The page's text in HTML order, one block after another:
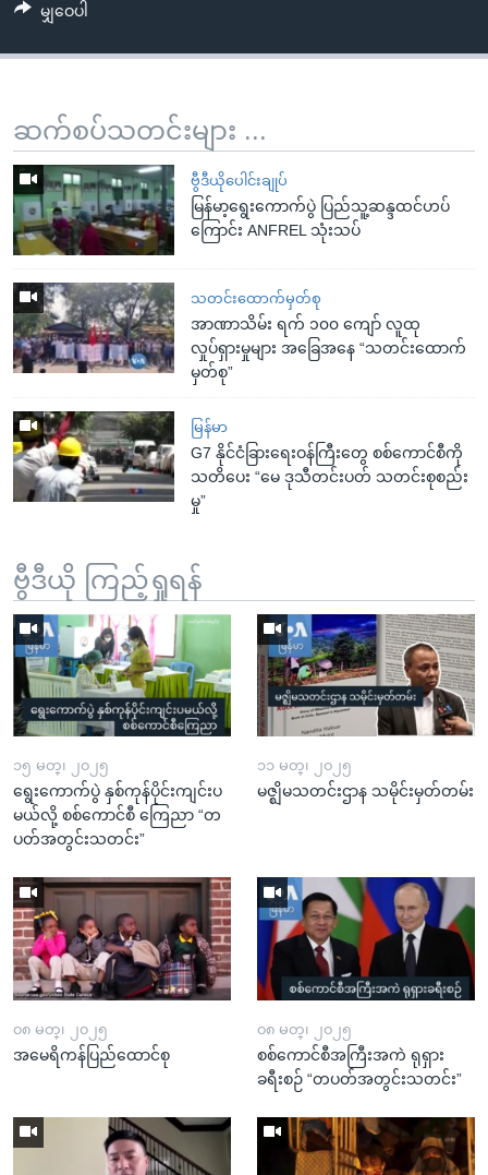
မျှဝေပါ
ဆက်စပ်သတင်းများ ...
ဗွီဒီယိုပေါင်းချုပ်
မြန်မာ့ရွေးကောက်ပွဲ ပြည်သူ့ဆန္ဒထင်ဟပ်
ကြောင်း ANFREL သုံးသပ်
သတင်းထောက်မှတ်စု
အာဏာသိမ်း ရက် ၁၀၀ ကျော် လူထု
လှုပ်ရှားမှုများ အခြေအနေ “သတင်းထောက်
မှတ်စု”
မြန်မာ
G7 နိုင်ငံခြားရေးဝန်ကြီးတွေ စစ်ကောင်စီကို
သတိပေး “မေ ဒုသီတင်းပတ် သတင်းစုစည်း
မှု”
ဗွီဒီယို ကြည့်ရှုရန်
၁၅ မတ္၊ ၂၀၂၅
ရွေးကောက်ပွဲ နှစ်ကုန်ပိုင်းကျင်းပ
မယ်လို့ စစ်ကောင်စီ ကြေညာ “တ
ပတ်အတွင်းသတင်း”
၁၁ မတ္၊ ၂၀၂၅
မဇ္ဈိမသတင်းဌာန သမိုင်းမှတ်တမ်း
၀၈ မတ္၊ ၂၀၂၅
အမေရိကန်ပြည်ထောင်စု
၀၈ မတ္၊ ၂၀၂၅
စစ်ကောင်စီအကြီးအကဲ ရုရှား
ခရီးစဉ် “တပတ်အတွင်းသတင်း”